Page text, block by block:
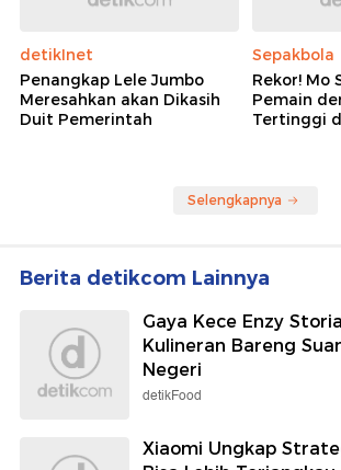
detikInet
Penangkap Lele Jumbo
Meresahkan akan Dikasih
Duit Pemerintah
Sepakbola
Rekor! Mo
Pemain
Tertinggi
Selengkapnya
Berita detikcom Lainnya
Gaya Kece Enzy
Kulineran Bareng
Negeri
detikFood
Xiaomi Ungkap